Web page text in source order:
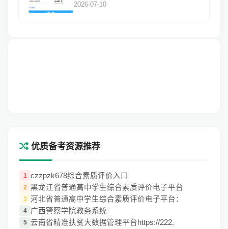
2026-07-10
优质备考资源推荐
1 czzpzk678综合素质评价入口
2 黑龙江省普通高中学生综合素质评价电子平台
3 河北省普通高中学生综合素质评价电子平台：
4 广西警察学院教务系统
5 云南省精准扶贫大数据管理平台https://222.